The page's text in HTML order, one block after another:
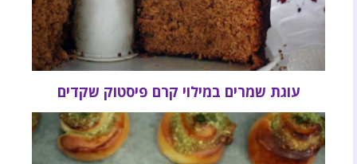
עוגת שמרים במילוי קרם פיסטוק שקדים